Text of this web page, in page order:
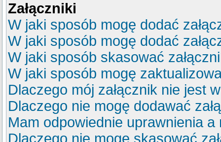
Załączniki
W jaki sposób mogę dodać
W jaki sposób mogę dodać
W jaki sposób skasować
W jaki sposób mogę
Dlaczego mój załącznik nie jest
Dlaczego nie mogę dodawać
Mam odpowiednie uprawnienia
Dlaczego nie mogę skasować